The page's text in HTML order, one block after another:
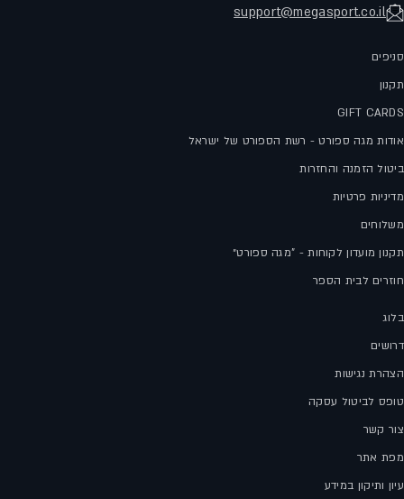
support@megasport.co.il
סניפים
תקנון
GIFT CARDS
אודות מגה ספורט - רשת הספורט של ישראל
ביטול הזמנה והחזרות
מדיניות פרטיות
משלוחים
תקנון מועדון לקוחות - "מגה ספורט״
חוזרים לבית הספר
בלוג
דרושים
הצהרת נגישות
טופס לביטול עסקה
צור קשר
מפת אתר
עיון ותיקון במידע